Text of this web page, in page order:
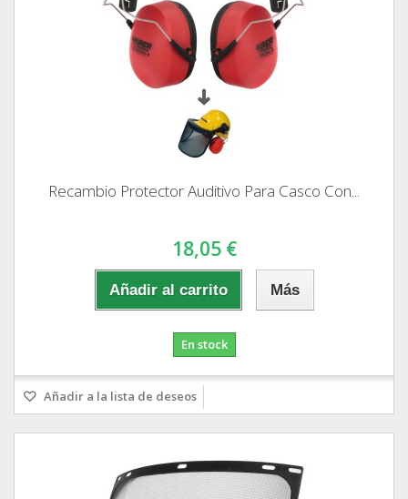
Recambio Protector Auditivo Para Casco Con...
18,05 €
Añadir al carrito Más
En stock
Añadir a la lista de deseos